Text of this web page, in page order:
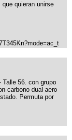
quieran unirse
Talle 56. con grupo
carbono dual aero
Permuta por